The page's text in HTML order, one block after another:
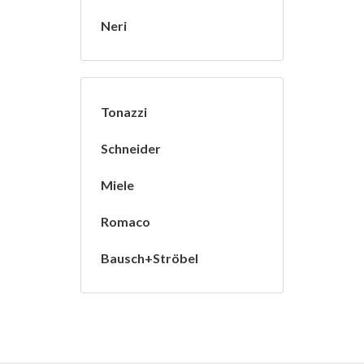
Neri
Tonazzi
Schneider
Miele
Romaco
Bausch+Ströbel